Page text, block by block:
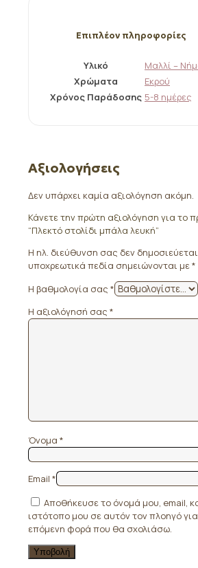
Επιπλέον πληροφορίες
Υλικό
Μαλλί –
Χρώματα
Εκρού
Χρόνος Παράδοσης 5-8 ημέρες
Αξιολογήσεις
Δεν υπάρχει καμία αξιολόγηση ακόμη.
Κάνετε την πρώτη αξιολόγηση για το
“Πλεκτό στολίδι μπάλα λευκή”
Η ηλ. διεύθυνση σας δεν
υποχρεωτικά πεδία σημειώνονται με*
Η βαθμολογία σας *
Η αξιολόγησή σας *
Όνομα *
Email *
Αποθήκευσε το όνομά μου, email,
ιστότοπο μου σε αυτόν τον πλοηγό
επόμενη φορά που θα σχολιάσω.